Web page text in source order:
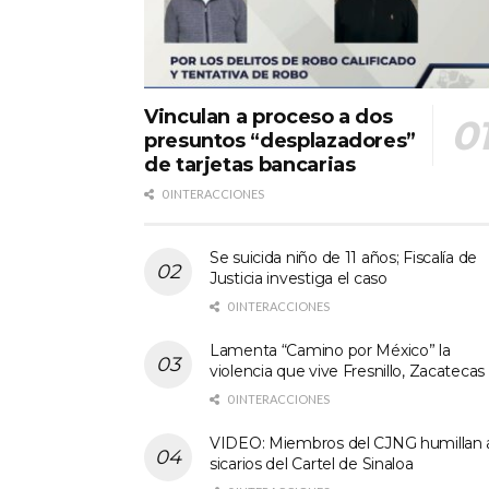
Vinculan a proceso a dos
presuntos “desplazadores”
de tarjetas bancarias
0 INTERACCIONES
Se suicida niño de 11 años; Fiscalía de
Justicia investiga el caso
0 INTERACCIONES
Lamenta “Camino por México” la
violencia que vive Fresnillo, Zacatecas
0 INTERACCIONES
VIDEO: Miembros del CJNG humillan
sicarios del Cartel de Sinaloa